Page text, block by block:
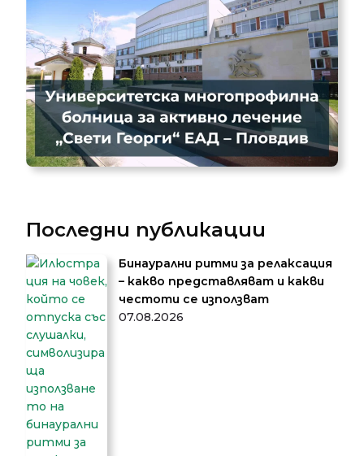
Последни публикации
Бинаурални ритми за релаксация
– какво представляват и какви
честоти се използват
07.08.2026